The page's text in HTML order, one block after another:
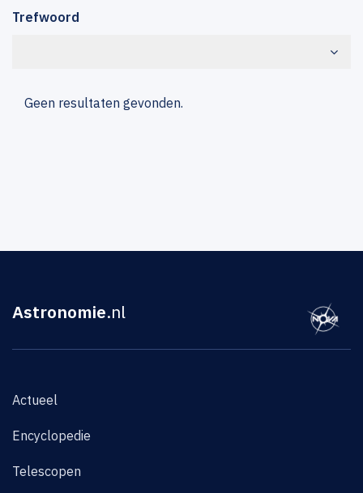
Trefwoord
Geen resultaten gevonden.
Astronomie.nl
Actueel
Encyclopedie
Telescopen